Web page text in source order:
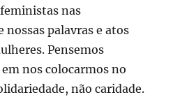
nas
nossas palavras e atos
Pensemos
nos colocarmos no
não caridade.